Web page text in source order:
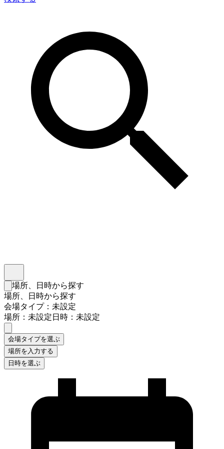
検索フォームを閉じる
場所、日時から探す
場所、日時から探す
会場タイプ：未設定
場所：未設定日時：未設定
会場タイプを選ぶ
場所を入力する
日時を選ぶ